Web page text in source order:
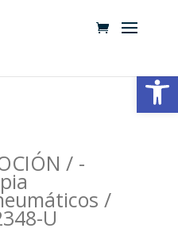
/ -
/
U